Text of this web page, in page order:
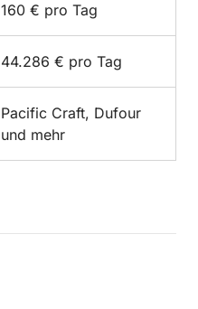
160 € pro Tag
44.286 € pro Tag
Pacific Craft, Dufour
und mehr